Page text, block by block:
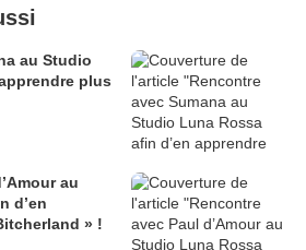
au Studio
plus
au
d’en
» !